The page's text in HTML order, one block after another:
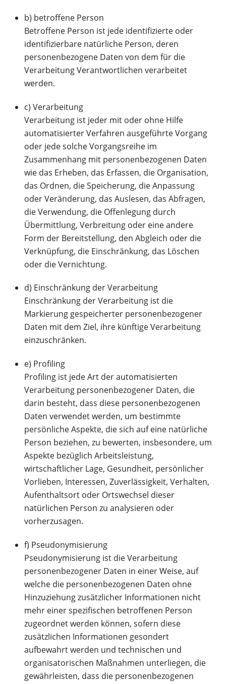
b) betroffene Person
Betroffene Person ist jede identifizierte oder
identifizierbare natürliche Person, deren
personenbezogene Daten von dem für die
Verarbeitung Verantwortlichen verarbeitet
werden.
c) Verarbeitung
Verarbeitung ist jeder mit oder ohne Hilfe
automatisierter Verfahren ausgeführte Vorgang
oder jede solche Vorgangsreihe im
Zusammenhang mit personenbezogenen Daten
wie das Erheben, das Erfassen, die Organisation,
das Ordnen, die Speicherung, die Anpassung
oder Veränderung, das Auslesen, das Abfragen,
die Verwendung, die Offenlegung durch
Übermittlung, Verbreitung oder eine andere
Form der Bereitstellung, den Abgleich oder die
Verknüpfung, die Einschränkung, das Löschen
oder die Vernichtung.
d) Einschränkung der Verarbeitung
Einschränkung der Verarbeitung ist die
Markierung gespeicherter personenbezogener
Daten mit dem Ziel, ihre künftige Verarbeitung
einzuschränken.
e) Profiling
Profiling ist jede Art der automatisierten
Verarbeitung personenbezogener Daten, die
darin besteht, dass diese personenbezogenen
Daten verwendet werden, um bestimmte
persönliche Aspekte, die sich auf eine natürliche
Person beziehen, zu bewerten, insbesondere, um
Aspekte bezüglich Arbeitsleistung,
wirtschaftlicher Lage, Gesundheit, persönlicher
Vorlieben, Interessen, Zuverlässigkeit, Verhalten,
Aufenthaltsort oder Ortswechsel dieser
natürlichen Person zu analysieren oder
vorherzusagen.
f) Pseudonymisierung
Pseudonymisierung ist die Verarbeitung
personenbezogener Daten in einer Weise, auf
welche die personenbezogenen Daten ohne
Hinzuziehung zusätzlicher Informationen nicht
mehr einer spezifischen betroffenen Person
zugeordnet werden können, sofern diese
zusätzlichen Informationen gesondert
aufbewahrt werden und technischen und
organisatorischen Maßnahmen unterliegen, die
gewährleisten, dass die personenbezogenen